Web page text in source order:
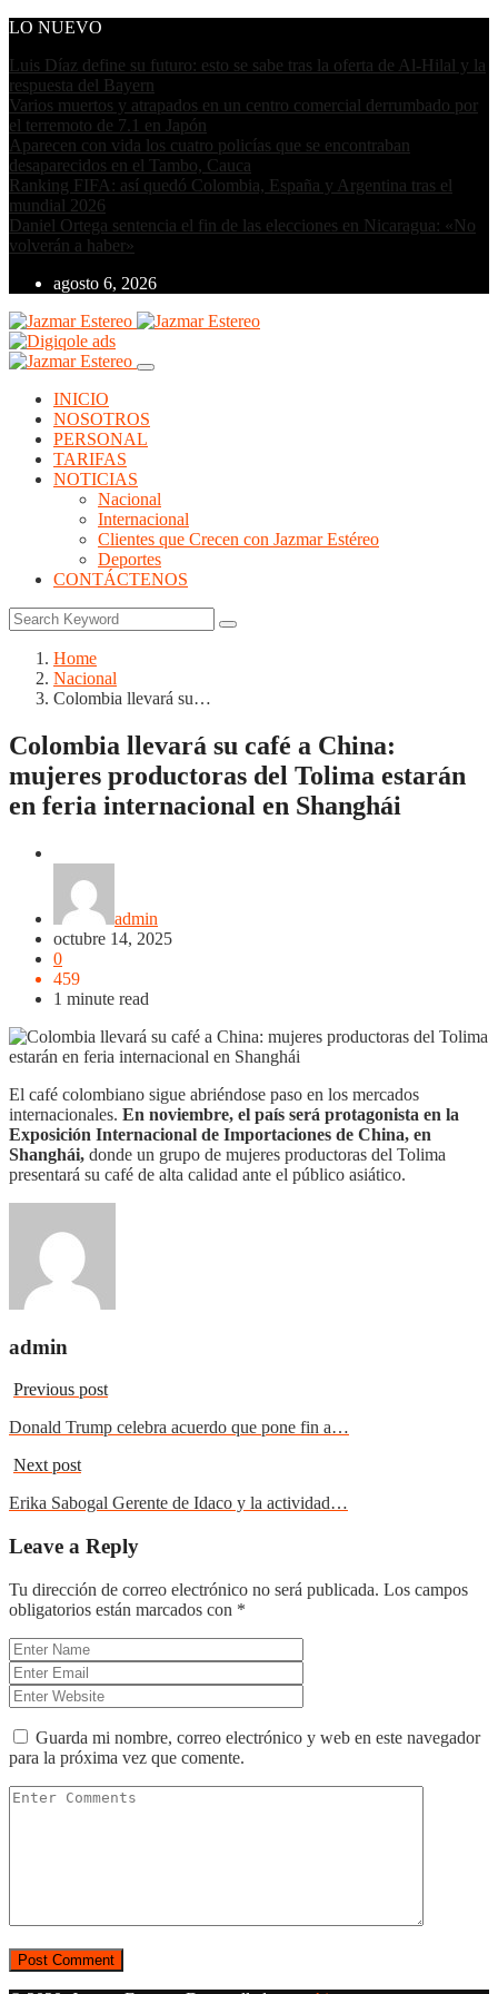
LO NUEVO
Luis Díaz define su futuro: esto se sabe tras la oferta de Al-Hilal y la
respuesta del Bayern
Varios muertos y atrapados en un centro comercial derrumbado por
el terremoto de 7.1 en Japón
Aparecen con vida los cuatro policías que se encontraban
desaparecidos en el Tambo, Cauca
Ranking FIFA: así quedó Colombia, España y Argentina tras el
mundial 2026
Daniel Ortega sentencia el fin de las elecciones en Nicaragua: «No
volverán a haber»
agosto 6, 2026
INICIO
NOSOTROS
PERSONAL
TARIFAS
NOTICIAS
Nacional
Internacional
Clientes que Crecen con Jazmar Estéreo
Deportes
CONTÁCTENOS
Home
Nacional
Colombia llevará su…
Colombia llevará su café a China:
mujeres productoras del Tolima estarán
en feria internacional en Shanghái
admin
octubre 14, 2025
0
459
1 minute read
El café colombiano sigue abriéndose paso en los mercados
internacionales. En noviembre, el país será protagonista en la
Exposición Internacional de Importaciones de China, en
Shanghái, donde un grupo de mujeres productoras del Tolima
presentará su café de alta calidad ante el público asiático.
admin
Previous post
Donald Trump celebra acuerdo que pone fin a…
Next post
Erika Sabogal Gerente de Idaco y la actividad…
Leave a Reply
Tu dirección de correo electrónico no será publicada. Los campos
obligatorios están marcados con *
Guarda mi nombre, correo electrónico y web en este navegador
para la próxima vez que comente.